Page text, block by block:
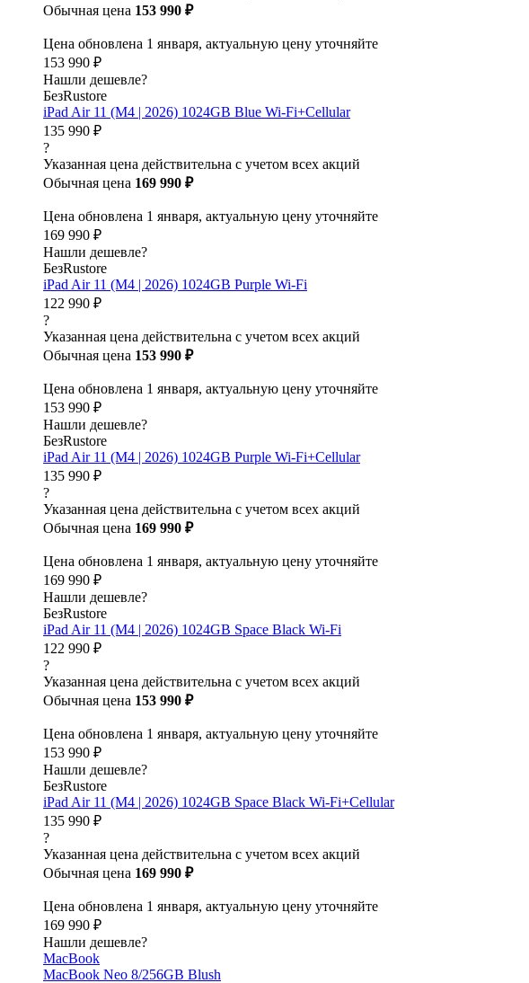
Обычная цена 153 990 ₽
Цена обновлена 1 января, актуальную цену уточняйте
153 990 ₽
Нашли дешевле?
БезRustore
iPad Air 11 (M4 | 2026) 1024GB Blue Wi-Fi+Cellular
135 990 ₽
?
Указанная цена действительна с учетом всех акций
Обычная цена 169 990 ₽
Цена обновлена 1 января, актуальную цену уточняйте
169 990 ₽
Нашли дешевле?
БезRustore
iPad Air 11 (M4 | 2026) 1024GB Purple Wi-Fi
122 990 ₽
?
Указанная цена действительна с учетом всех акций
Обычная цена 153 990 ₽
Цена обновлена 1 января, актуальную цену уточняйте
153 990 ₽
Нашли дешевле?
БезRustore
iPad Air 11 (M4 | 2026) 1024GB Purple Wi-Fi+Cellular
135 990 ₽
?
Указанная цена действительна с учетом всех акций
Обычная цена 169 990 ₽
Цена обновлена 1 января, актуальную цену уточняйте
169 990 ₽
Нашли дешевле?
БезRustore
iPad Air 11 (M4 | 2026) 1024GB Space Black Wi-Fi
122 990 ₽
?
Указанная цена действительна с учетом всех акций
Обычная цена 153 990 ₽
Цена обновлена 1 января, актуальную цену уточняйте
153 990 ₽
Нашли дешевле?
БезRustore
iPad Air 11 (M4 | 2026) 1024GB Space Black Wi-Fi+Cellular
135 990 ₽
?
Указанная цена действительна с учетом всех акций
Обычная цена 169 990 ₽
Цена обновлена 1 января, актуальную цену уточняйте
169 990 ₽
Нашли дешевле?
MacBook
MacBook Neo 8/256GB Blush